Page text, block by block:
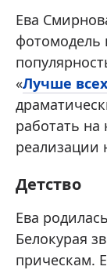
Ева
фотомодель
«Лучше
работать
реализации
Детство
Ева
Белокурая
прическам.